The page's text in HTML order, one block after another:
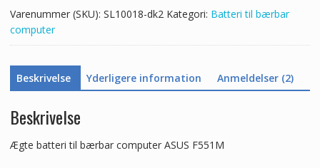
Varenummer (SKU): SL10018-dk2 Kategori: Batteri til bærbar
computer
Beskrivelse Yderligere information Anmeldelser (2)
Beskrivelse
Ægte batteri til bærbar computer ASUS F551M